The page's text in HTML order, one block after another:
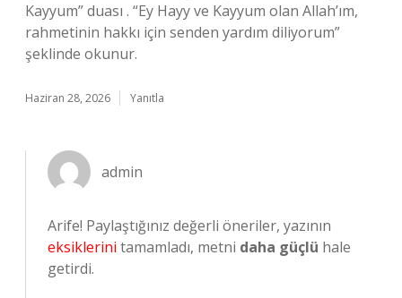
Kayyum” duası . “Ey Hayy ve Kayyum olan Allah’ım,
rahmetinin hakkı için senden yardım diliyorum”
şeklinde okunur.
Haziran 28, 2026 Yanıtla
admin
Arife! Paylaştığınız değerli öneriler, yazının
eksiklerini tamamladı, metni daha güçlü hale
getirdi.